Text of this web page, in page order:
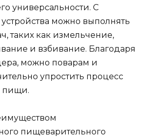
универсальности. С
можно выполнять
таких как измельчение,
и взбивание. Благодаря
можно поварам и
упростить процесс
пищи.
пищеварительного